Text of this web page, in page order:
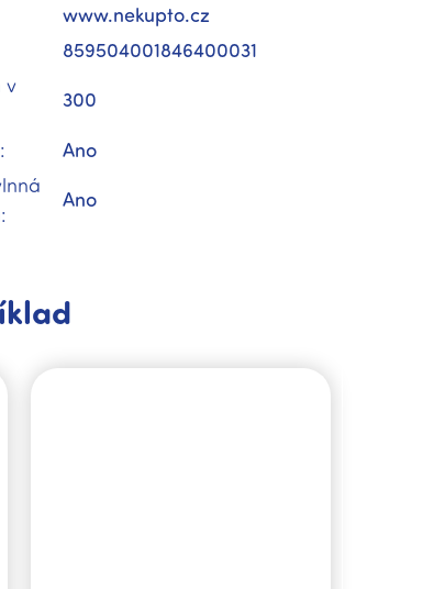
www.nekupto.cz
859504001846400031
v
300
:
Ano
:
Ano